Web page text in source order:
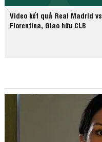
Video kết quả Real Madrid vs
Fiorentina, Giao hữu CLB